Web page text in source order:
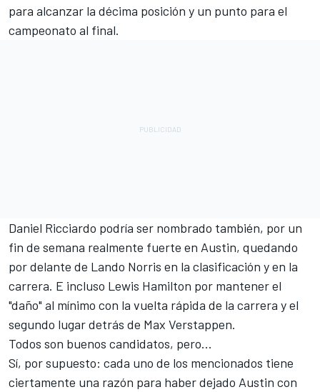
para alcanzar la décima posición y un punto para el
campeonato al final.
Daniel Ricciardo podría ser nombrado también, por un
fin de semana realmente fuerte en Austin, quedando
por delante de Lando Norris en la clasificación y en la
carrera. E incluso Lewis Hamilton por mantener el
"daño" al mínimo con la vuelta rápida de la carrera y el
segundo lugar detrás de Max Verstappen.
Todos son buenos candidatos, pero...
Sí, por supuesto: cada uno de los mencionados tiene
ciertamente una razón para haber dejado Austin con